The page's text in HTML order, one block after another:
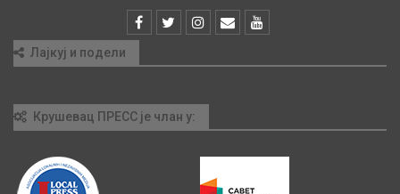
Лајкуј и подели
Крушевац ПРЕСС је члан у: